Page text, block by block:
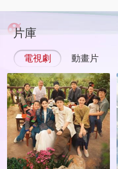
片庫
電視劇 動畫片